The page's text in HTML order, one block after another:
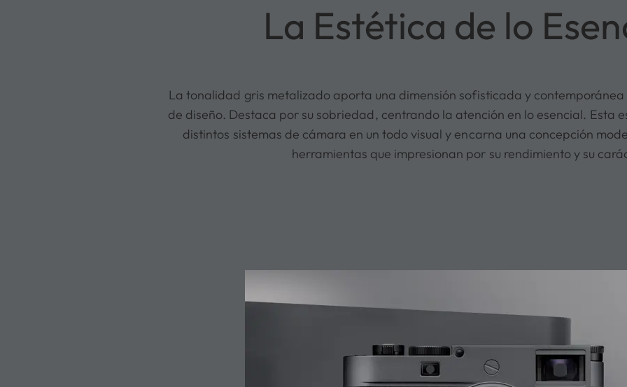
La Estética de lo
La tonalidad gris metalizado aporta una dimensión sofisticada y contemporánea
de diseño. Destaca por su sobriedad, centrando la atención en lo esencial. Esta
distintos sistemas de cámara en un todo visual y encarna una concepción
herramientas que impresionan por su rendimiento y su